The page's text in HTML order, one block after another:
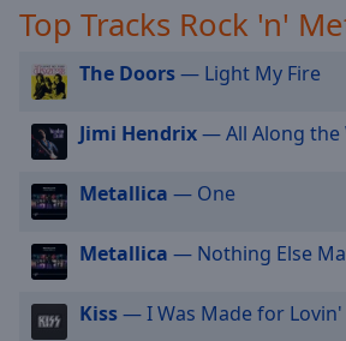
subtitles
settings
dialog
subtitles
off
selected
Audio
Track
Picture-
in-
Picture
Fullscreen
Top Tracks Rock 'n'
The Doors— Light My Fire
Jimi Hendrix— All Along the
Metallica — One
Metallica — Nothing Else
Kiss— I Was Made for Lovin'